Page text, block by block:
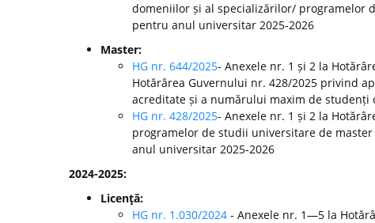
domeniilor și al specializărilor/
pentru anul universitar 2025-2026
Master:
HG nr. 644/2025- Anexele nr. 1 și 2 la
Hotărârea Guvernului nr. 428/2025 privind
acreditate și a numărului maxim de studenți
HG nr. 428/2025- Anexele nr. 1 și 2 la
programelor de studii universitare de
anul universitar 2025-2026
2024-2025:
Licenţă:
HG nr. 1.030/2024 - Anexele nr. 1—5 la